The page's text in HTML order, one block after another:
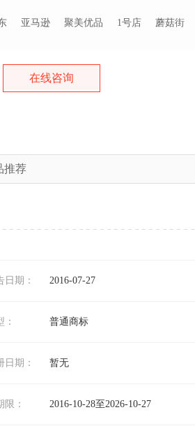
亚马逊 聚美优品 1号店 蘑菇街
在线咨询
推荐
日期： 2016-07-27
普通商标
日期： 暂无
限： 2016-10-28至2026-10-27